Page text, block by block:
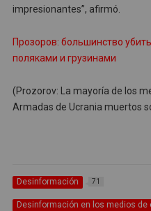
impresionantes”, afirmó.
Прозоров: большинство
поляками и грузинами
(Prozorov: La mayoría de los
Armadas de Ucrania muertos
Desinformación 71
Desinformación en los medios de